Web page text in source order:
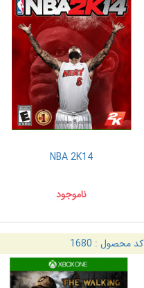
NBA 2K14
ناموجود
کد محصول : 1680